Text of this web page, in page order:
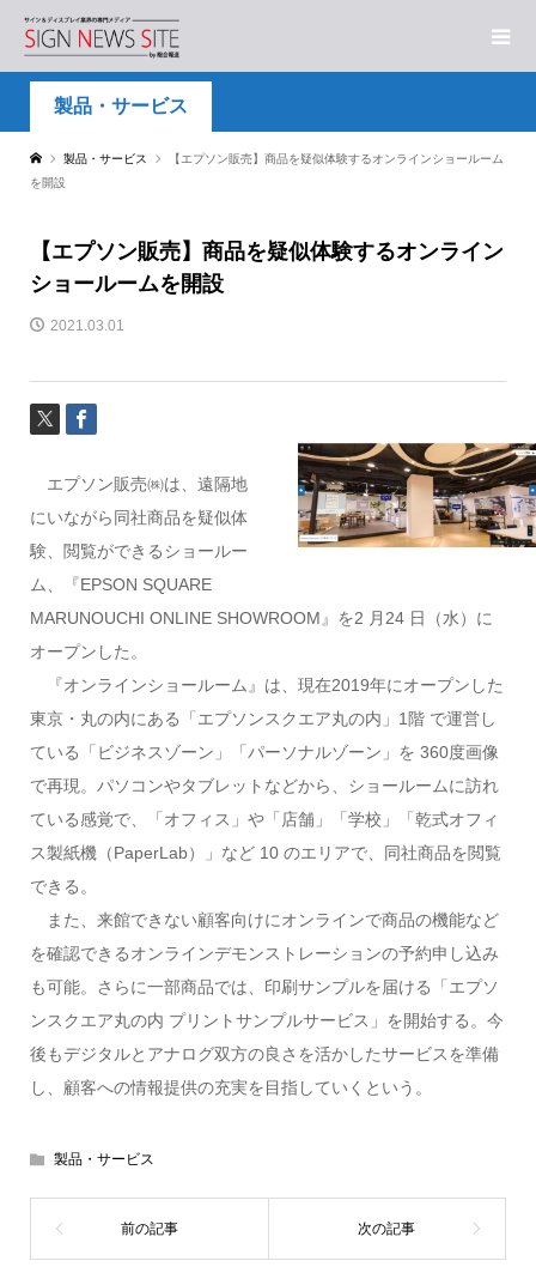
製品・サービス
製品・サービス
【エプソン販売】商品を疑似体験するオンラインショールーム
を開設
【エプソン販売】商品を疑似体験するオンライン
ショールームを開設
2021.03.01
エプソン販売㈱は、遠隔地
にいながら同社商品を疑似体
験、閲覧ができるショールー
ム、『EPSON SQUARE
MARUNOUCHI ONLINE SHOWROOM』を2 月24 日（水）に
オープンした。
『オンラインショールーム』は、現在2019年にオープンした
東京・丸の内にある「エプソンスクエア丸の内」1階 で運営し
ている「ビジネスゾーン」「パーソナルゾーン」を 360度画像
で再現。パソコンやタブレットなどから、ショールームに訪れ
ている感覚で、「オフィス」や「店舗」「学校」「乾式オフィ
ス製紙機（PaperLab）」など 10 のエリアで、同社商品を閲覧
できる。
また、来館できない顧客向けにオンラインで商品の機能など
を確認できるオンラインデモンストレーションの予約申し込み
も可能。さらに一部商品では、印刷サンプルを届ける「エプソ
ンスクエア丸の内 プリントサンプルサービス」を開始する。今
後もデジタルとアナログ双方の良さを活かしたサービスを準備
し、顧客への情報提供の充実を目指していくという。
製品・サービス